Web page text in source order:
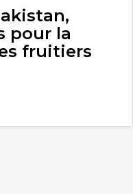
pour la
fruitiers